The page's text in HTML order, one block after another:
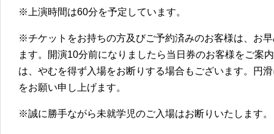
※上演時間は60分を予定しています。
※チケットをお持ちの方及びご予約済みのお客様は、お
ます。開演10分前になりましたら当日券のお客様をご案
は、やむを得ず入場をお断りする場合もございます。円
をお願い申し上げます。
※誠に勝手ながら未就学児のご入場はお断りいたします。